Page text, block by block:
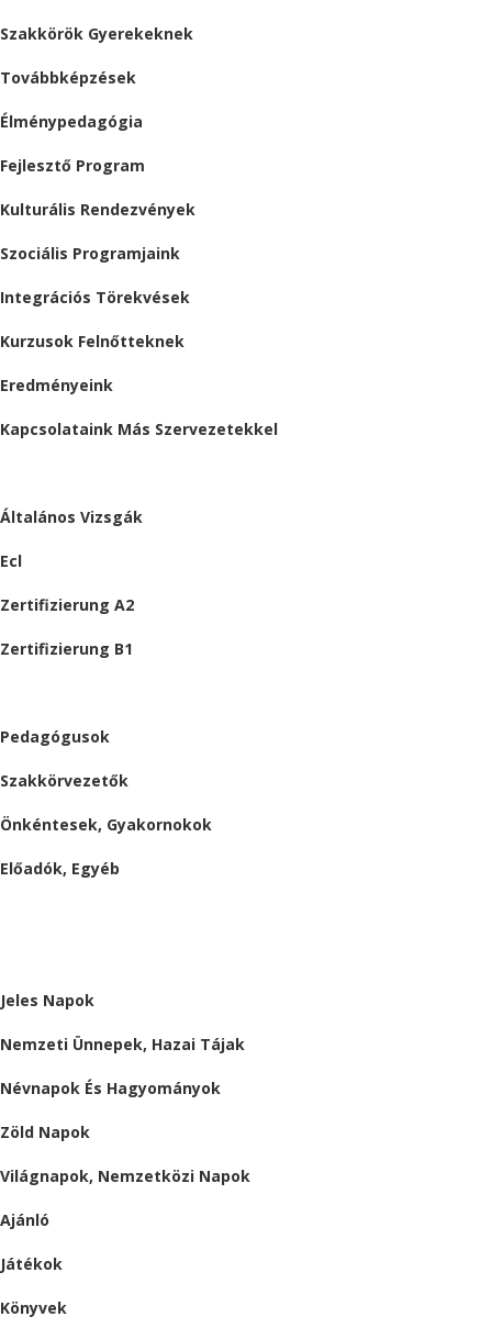
Szakkörök Gyerekeknek
Továbbképzések
Élménypedagógia
Fejlesztő Program
Kulturális Rendezvények
Szociális Programjaink
Integrációs Törekvések
Kurzusok Felnőtteknek
Eredményeink
Kapcsolataink Más Szervezetekkel
Általános Vizsgák
Ecl
Zertifizierung A2
Zertifizierung B1
Pedagógusok
Szakkörvezetők
Önkéntesek, Gyakornokok
Előadók, Egyéb
Jeles Napok
Nemzeti Ünnepek, Hazai Tájak
Névnapok És Hagyományok
Zöld Napok
Világnapok, Nemzetközi Napok
Ajánló
Játékok
Könyvek